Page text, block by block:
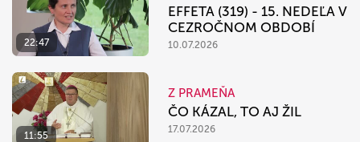
22:47
EFFETA (319) - 15. NEDEĽA V
CEZROČNOM OBDOBÍ
10.07.2026
11:55
Z PRAMEŇA
ČO KÁZAL, TO AJ ŽIL
17.07.2026